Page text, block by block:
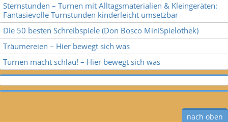
Sternstunden – Turnen mit Alltagsmaterialien & Kleingeräten:
Fantasievolle Turnstunden kinderleicht umsetzbar
Die 50 besten Schreibspiele (Don Bosco MiniSpielothek)
Träumereien – Hier bewegt sich was
Turnen macht schlau! – Hier bewegt sich was
nach oben